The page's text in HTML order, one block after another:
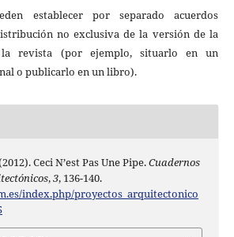
establecer por separado acuerdos
no exclusiva de la versión de la
revista (por ejemplo, situarlo en un
o publicarlo en un libro).
Ceci N’est Pas Une Pipe.Cuadernos
,3, 136-140.
index.php/proyectos_arquitectonico